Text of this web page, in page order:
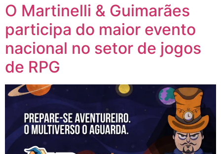
O Martinelli & Guimarães
participa do maior evento
nacional no setor de jogos
de RPG